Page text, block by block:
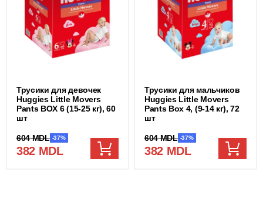
Трусики для девочек
Huggies Little Movers
Pants BOX 6 (15-25 кг), 60
шт
382 MDL
604 MDL -37%
Трусики для мальчиков
Huggies Little Movers
Pants Box 4, (9-14 кг), 72
шт
382 MDL
604 MDL -37%